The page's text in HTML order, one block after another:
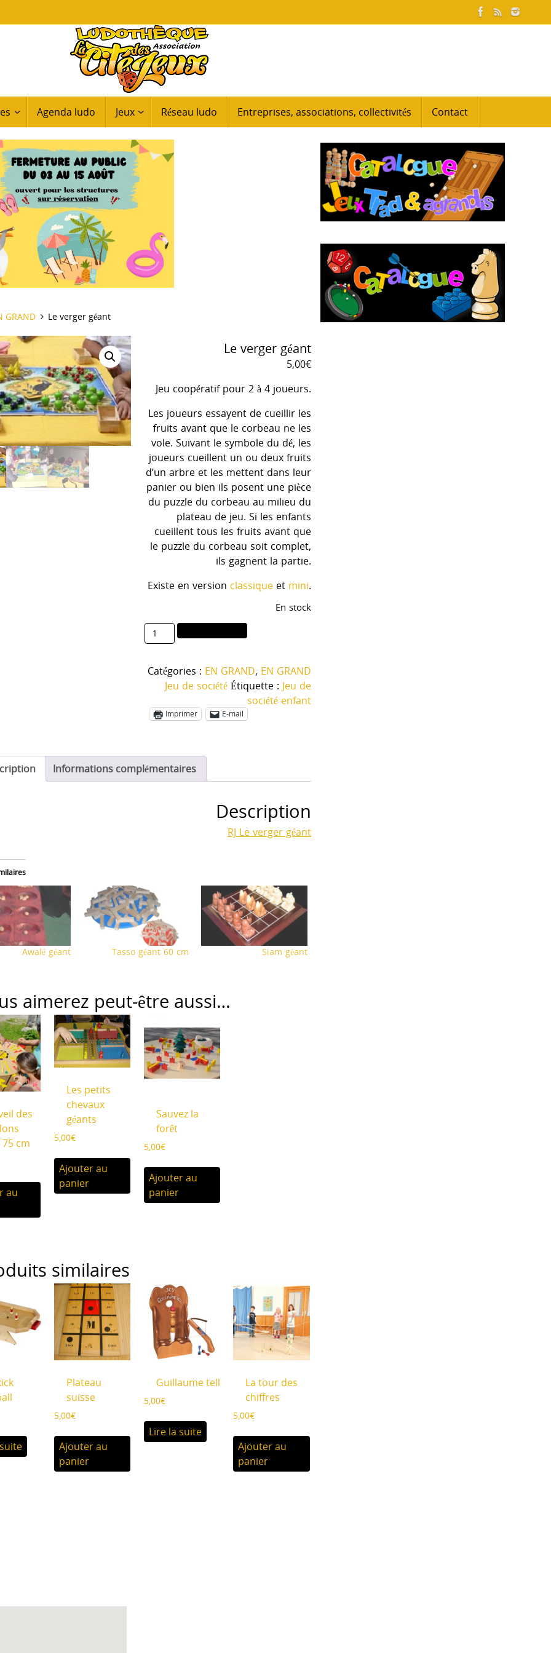
Agenda ludo Jeux Réseau ludo Entreprises, associations, collectivités Contact
GRAND Le verger géant
Le verger géant
5,00€
Jeu coopératif pour 2 à 4 joueurs.
Les joueurs essayent de cueillir les
fruits avant que le corbeau ne les
vole. Suivant le symbole du dé, les
joueurs cueillent un ou deux fruits
d’un arbre et les mettent dans leur
panier ou bien ils posent une pièce
du puzzle du corbeau au milieu du
plateau de jeu. Si les enfants
cueillent tous les fruits avant que
le puzzle du corbeau soit complet,
ils gagnent la partie.
Existe en version classique et mini.
En stock
quantité
de
verger
géant
Catégories : EN GRAND, EN GRAND
Jeu de société Étiquette : Jeu de
société enfant
Imprimer E-mail
Informations complémentaires
Description
RJ Le verger géant
Awalé géant Tasso géant 60 cm Siam géant
aimerez peut-être aussi…
des
cm
au
Les petits
chevaux
géants
5,00€
Ajouter au
panier
Sauvez la
forêt
5,00€
Ajouter au
panier
similaires
Plateau
suisse
5,00€
Ajouter au
panier
Guillaume tell
5,00€
Lire la suite
La tour des
chiffres
5,00€
Ajouter au
panier